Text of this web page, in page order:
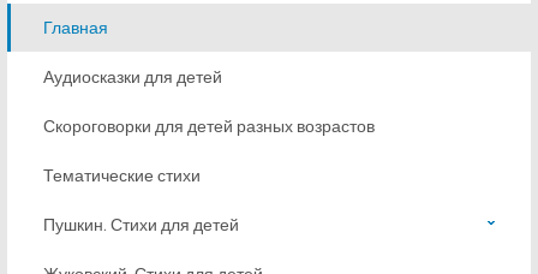
Главная
Аудиосказки для детей
Скороговорки для детей разных возрастов
Тематические стихи
Пушкин. Стихи для детей